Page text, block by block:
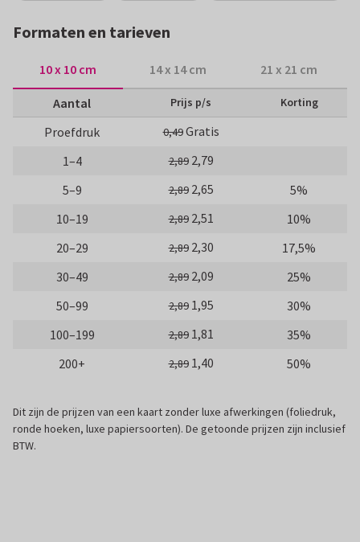
Formaten en tarieven
10 x 10 cm 14 x 14 cm 21 x 21 cm
Aantal Prijs p/s Korting
Proefdruk 0,49Gratis
1–4
2,89 2,79
5–9
2,89 2,65
5%
10–19
2,89 2,51
10%
20–29
2,89 2,30
17,5%
30–49
2,89 2,09
25%
50–99
2,89 1,95
30%
100–199
2,89 1,81
35%
200+
2,89 1,40 50%
Dit zijn de prijzen van een kaart zonder luxe afwerkingen (foliedruk,
ronde hoeken, luxe papiersoorten). De getoonde prijzen zijn inclusief
BTW.